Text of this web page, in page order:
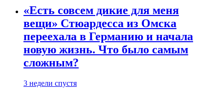
«Есть совсем дикие для меня
вещи» Стюардесса из Омска
переехала в Германию и начала
новую жизнь. Что было самым
сложным?
3 недели спустя